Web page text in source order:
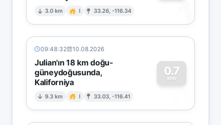
3.0 km I 33.26, -116.34 1
09:48:32 10.08.2026
Julian'ın 18 km doğu-
güneydoğusunda,
Kaliforniya
9.3 km I 33.03, -116.41
0.7
MW
0